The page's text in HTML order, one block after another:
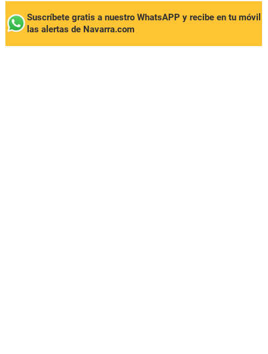
Suscríbete gratis a nuestro WhatsAPP y recibe en tu móvil
las alertas de Navarra.com